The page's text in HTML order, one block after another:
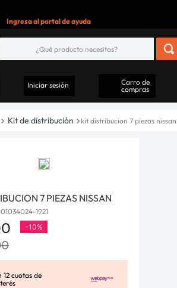
Ingresa al portal de ayuda
Iniciar sesión
Carro de
compras
Kit de distribución kit distribucion 7 piezas nissan
7 PIEZAS NISSAN
1921
-10%
12 cuotas de